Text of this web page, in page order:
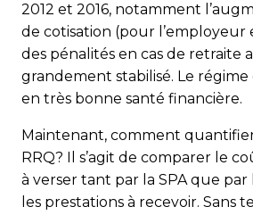
2012 et 2016, notamment
de cotisation (pour l’employeur
des pénalités en cas de retraite
grandement stabilisé. Le
en très bonne santé financière.
Maintenant, comment
RRQ? Il s’agit de comparer le
à verser tant par la SPA que
les prestations à recevoir. Sans